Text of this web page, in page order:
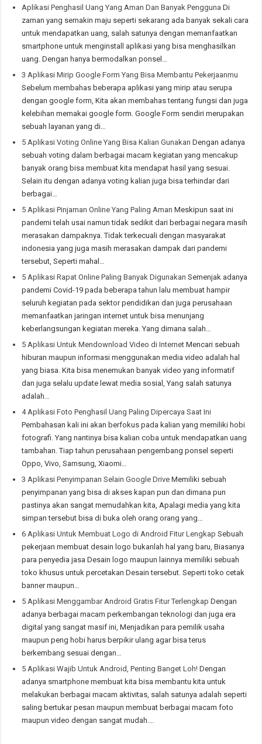
Aplikasi Penghasil Uang Yang Aman Dan Banyak Pengguna Di
zaman yang semakin maju seperti sekarang ada banyak sekali cara
untuk mendapatkan uang, salah satunya dengan memanfaatkan
smartphone untuk menginstall aplikasi yang bisa menghasilkan
uang. Dengan hanya bermodalkan ponsel…
3 Aplikasi Mirip Google Form Yang Bisa Membantu Pekerjaanmu
Sebelum membahas beberapa aplikasi yang mirip atau serupa
dengan google form, Kita akan membahas tentang fungsi dan juga
kelebihan memakai google form. Google Form sendiri merupakan
sebuah layanan yang di…
5 Aplikasi Voting Online Yang Bisa Kalian Gunakan Dengan adanya
sebuah voting dalam berbagai macam kegiatan yang mencakup
banyak orang bisa membuat kita mendapat hasil yang sesuai.
Selain itu dengan adanya voting kalian juga bisa terhindar dari
berbagai…
5 Aplikasi Pinjaman Online Yang Paling Aman Meskipun saat ini
pandemi telah usai namun tidak sedikit dari berbagai negara masih
merasakan dampaknya. Tidak terkecuali dengan masyarakat
indonesia yang juga masih merasakan dampak dari pandemi
tersebut, Seperti mahal…
5 Aplikasi Rapat Online Paling Banyak Digunakan Semenjak adanya
pandemi Covid-19 pada beberapa tahun lalu membuat hampir
seluruh kegiatan pada sektor pendidikan dan juga perusahaan
memanfaatkan jaringan internet untuk bisa menunjang
keberlangsungan kegiatan mereka. Yang dimana salah…
5 Aplikasi Untuk Mendownload Video di Internet Mencari sebuah
hiburan maupun informasi menggunakan media video adalah hal
yang biasa. Kita bisa menemukan banyak video yang informatif
dan juga selalu update lewat media sosial, Yang salah satunya
adalah…
4 Aplikasi Foto Penghasil Uang Paling Dipercaya Saat Ini
Pembahasan kali ini akan berfokus pada kalian yang memiliki hobi
fotografi. Yang nantinya bisa kalian coba untuk mendapatkan uang
tambahan. Tiap tahun perusahaan pengembang ponsel seperti
Oppo, Vivo, Samsung, Xiaomi…
3 Aplikasi Penyimpanan Selain Google Drive Memiliki sebuah
penyimpanan yang bisa di akses kapan pun dan dimana pun
pastinya akan sangat memudahkan kita, Apalagi media yang kita
simpan tersebut bisa di buka oleh orang orang yang…
6 Aplikasi Untuk Membuat Logo di Android Fitur Lengkap Sebuah
pekerjaan membuat desain logo bukanlah hal yang baru, Biasanya
para penyedia jasa Desain logo maupun lainnya memiliki sebuah
toko khusus untuk percetakan Desain tersebut. Seperti toko cetak
banner maupun…
5 Aplikasi Menggambar Android Gratis Fitur Terlengkap Dengan
adanya berbagai macam perkembangan teknologi dan juga era
digital yang sangat masif ini, Menjadikan para pemilik usaha
maupun peng hobi harus berpikir ulang agar bisa terus
berkembang sesuai dengan…
5 Aplikasi Wajib Untuk Android, Penting Banget Loh! Dengan
adanya smartphone membuat kita bisa membantu kita untuk
melakukan berbagai macam aktivitas, salah satunya adalah seperti
saling bertukar pesan maupun membuat berbagai macam foto
maupun video dengan sangat mudah.…